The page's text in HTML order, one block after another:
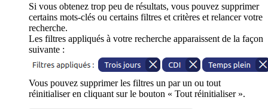
Si vous obtenez trop peu de résultats, vous pouvez supprimer
certains mots-clés ou certains filtres et critères et relancer votre
recherche.
Les filtres appliqués à votre recherche apparaissent de la façon
suivante :
Vous pouvez supprimer les filtres un par un ou tout
réinitialiser en cliquant sur le bouton « Tout réinitialiser ».